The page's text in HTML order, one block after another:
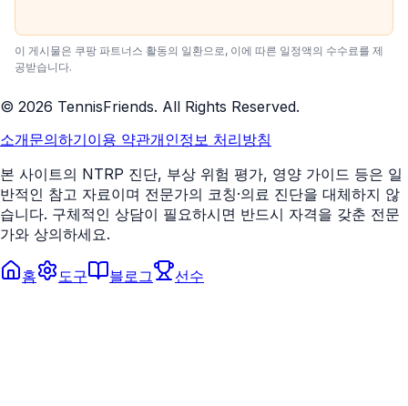
이 게시물은 쿠팡 파트너스 활동의 일환으로, 이에 따른 일정액의 수수료를 제
공받습니다.
© 2026 TennisFriends. All Rights Reserved.
소개문의하기이용 약관개인정보 처리방침
본 사이트의 NTRP 진단, 부상 위험 평가, 영양 가이드 등은 일
반적인 참고 자료이며 전문가의 코칭·의료 진단을 대체하지 않
습니다. 구체적인 상담이 필요하시면 반드시 자격을 갖춘 전문
가와 상의하세요.
홈 도구 블로그 선수